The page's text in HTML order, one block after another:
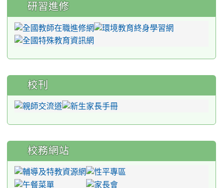
研習進修
校刊
校務網站